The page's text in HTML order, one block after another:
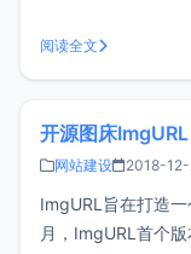
2.x图床的过程（包
已经安装宝塔面板
阅读全文
开源图床
网站建设 2018-
ImgURL旨在打造
月，ImgURL首个